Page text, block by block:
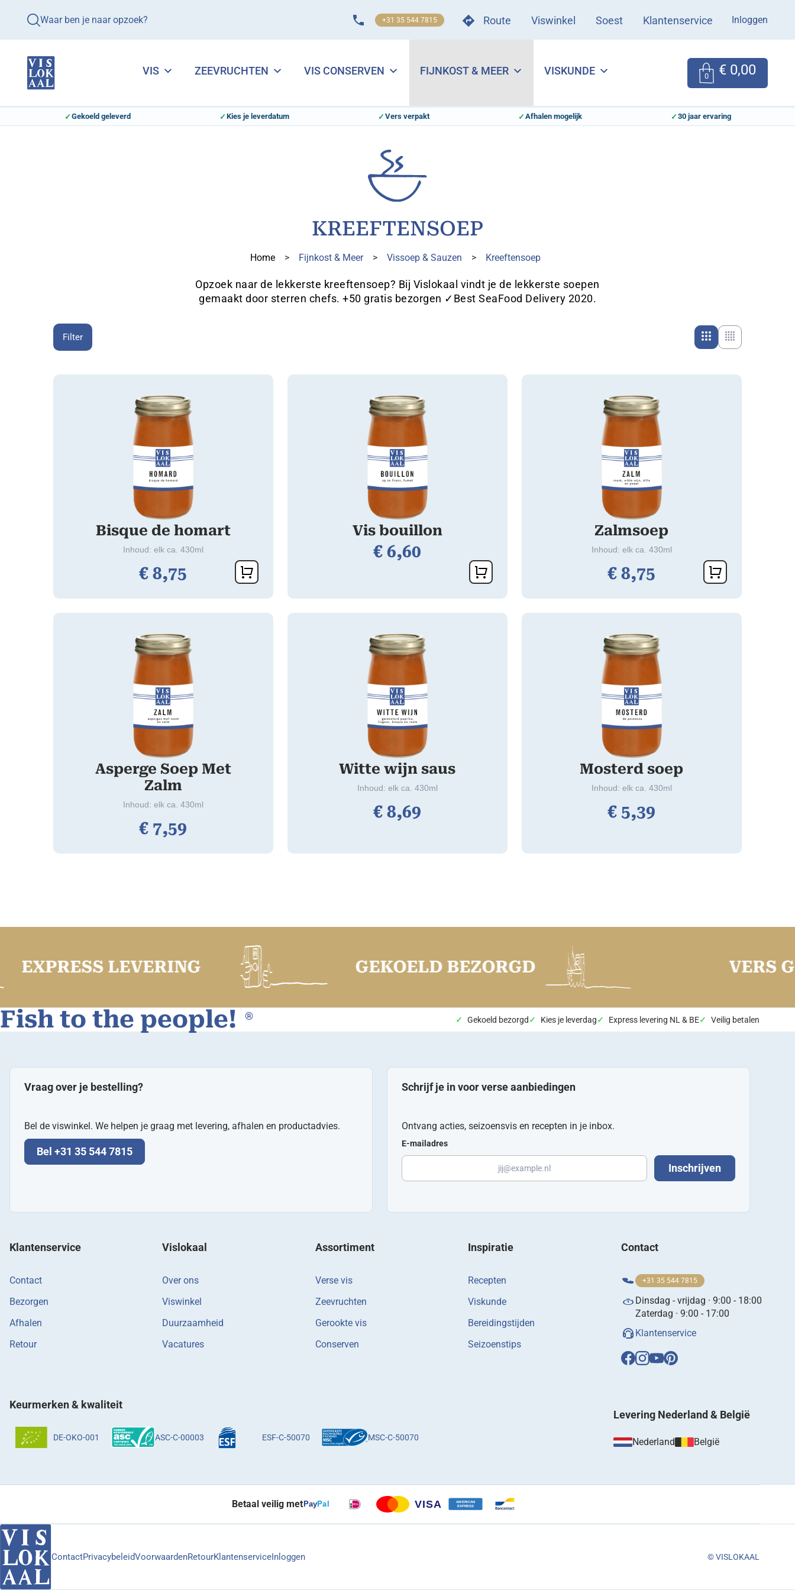
Waar ben je naar opzoek? +31 35 544 7815 Route Viswinkel Soest Klantenservice Inloggen
VIS ZEEVRUCHTEN VIS CONSERVEN FIJNKOST & MEER VISKUNDE 0 € 0,00
Gekoeld geleverd Kies je leverdatum Vers verpakt Afhalen mogelijk 30 jaar ervaring
KREEFTENSOEP
Home > Fijnkost & Meer > Vissoep & Sauzen > Kreeftensoep
Opzoek naar de lekkerste kreeftensoep? Bij Vislokaal vindt je de lekkerste soepen
gemaakt door sterren chefs. +50 gratis bezorgen ✓Best SeaFood Delivery 2020.
Filter
Bisque de homart
Inhoud: elk ca. 430ml
€ 8,75
Vis bouillon
€ 6,60
Zalmsoep
Inhoud: elk ca. 430ml
€ 8,75
Asperge Soep Met
Zalm
Inhoud: elk ca. 430ml
€ 7,59
Witte wijn saus
Inhoud: elk ca. 430ml
€ 8,69
Mosterd soep
Inhoud: elk ca. 430ml
€ 5,39
LEVERING GEKOELD BEZORGD VERS
Fish to the people! ® Gekoeld bezorgd Kies je leverdag Express levering NL & BE Veilig betalen
Vraag over je bestelling?
Bel de viswinkel. We helpen je graag met levering, afhalen en productadvies.
Bel +31 35 544 7815
Schrijf je in voor verse aanbiedingen
Ontvang acties, seizoensvis en recepten in je inbox.
E-mailadres
Inschrijven
Klantenservice
Contact
Bezorgen
Afhalen
Retour
Vislokaal
Over ons
Viswinkel
Duurzaamheid
Vacatures
Assortiment
Verse vis
Zeevruchten
Gerookte vis
Conserven
Inspiratie
Recepten
Viskunde
Bereidingstijden
Seizoenstips
Contact
+31 35 544 7815
Dinsdag - vrijdag · 9:00 - 18:00
Zaterdag · 9:00 - 17:00
Klantenservice
Keurmerken & kwaliteit
DE-OKO-001 ASC-C-00003 ESF-C-50070 MSC-C-50070
Levering Nederland & België
Nederland België
Betaal veilig met
ContactPrivacybeleidVoorwaardenRetourKlantenserviceInloggen © VISLOKAAL